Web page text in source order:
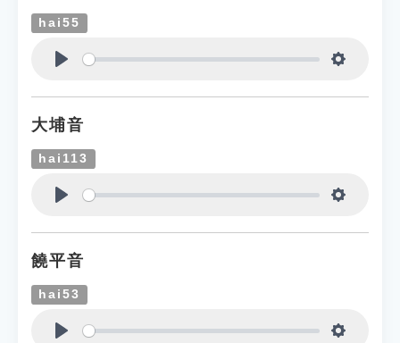
hai55
大埔音
hai113
饒平音
hai53